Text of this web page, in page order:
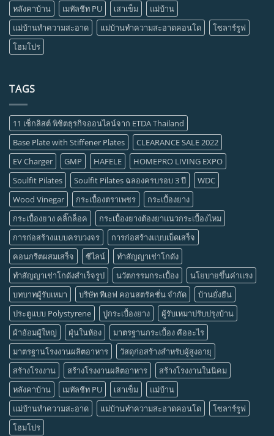
หลังคาบ้าน
เมทัลชีท PU เสาเข็ม
แม่บ้าน
แม่บ้านทำความสะอาด
แม่บ้านทำความสะอาดคอนโด
โซลาร์รูฟ
โฮมโปร
TAGS
11 เช็กลิสต์ พิชิตธุรกิจออนไลน์จาก ETDA Thailand
Base Plate with Stiffener Plates
CLEARANCE SALE 2022
EV Charger
GMP HAFELE
HOMEPRO LIVING EXPO
Soulfit Pilates
Soulfit Pilates ฉลองครบรอบ 3 ปี
WDC
Wood Vinegar
กระเบื้องตราเพชร
กระเบื้องยาง
กระเบื้องยาง คลิ๊กล็อค
กระเบื้องยางต้องยาแนวกระเบื้องไหม
การก่อสร้างแบบครบวงจร
การก่อสร้างแบบเบ็ดเสร็จ
คอนกรีตผสมเสร็จ
ซีไลน์
ทำสัญญาเช่าโกดัง
ทำสัญญาเช่าโกดังสำเร็จรูป
นวัตกรรมกระเบื้อง
นโยบายขึ้นค่าแรง
บทบาทผู้รับเหมา
บริษัท ทีเอฟ คอนสตรัคชั่น จำกัด
บ้านยั่งยืน
ประตูแบบ Polystyrene
ปูกระเบื้องยาง
ผู้รับเหมาปรับปรุงบ้าน
ผ้าอ้อมผู้ใหญ่
ฝุ่นในห้อง
มาตรฐานกระเบื้อง คืออะไร
มาตรฐานโรงงานผลิตอาหาร
วัสดุก่อสร้างสำหรับผู้สูงอายุ
สร้างโรงงาน
สร้างโรงงานผลิตอาหาร
สร้างโรงงานในนิคม
หลังคาบ้าน
เมทัลชีท PU เสาเข็ม
แม่บ้าน
แม่บ้านทำความสะอาด
แม่บ้านทำความสะอาดคอนโด
โซลาร์รูฟ
โฮมโปร